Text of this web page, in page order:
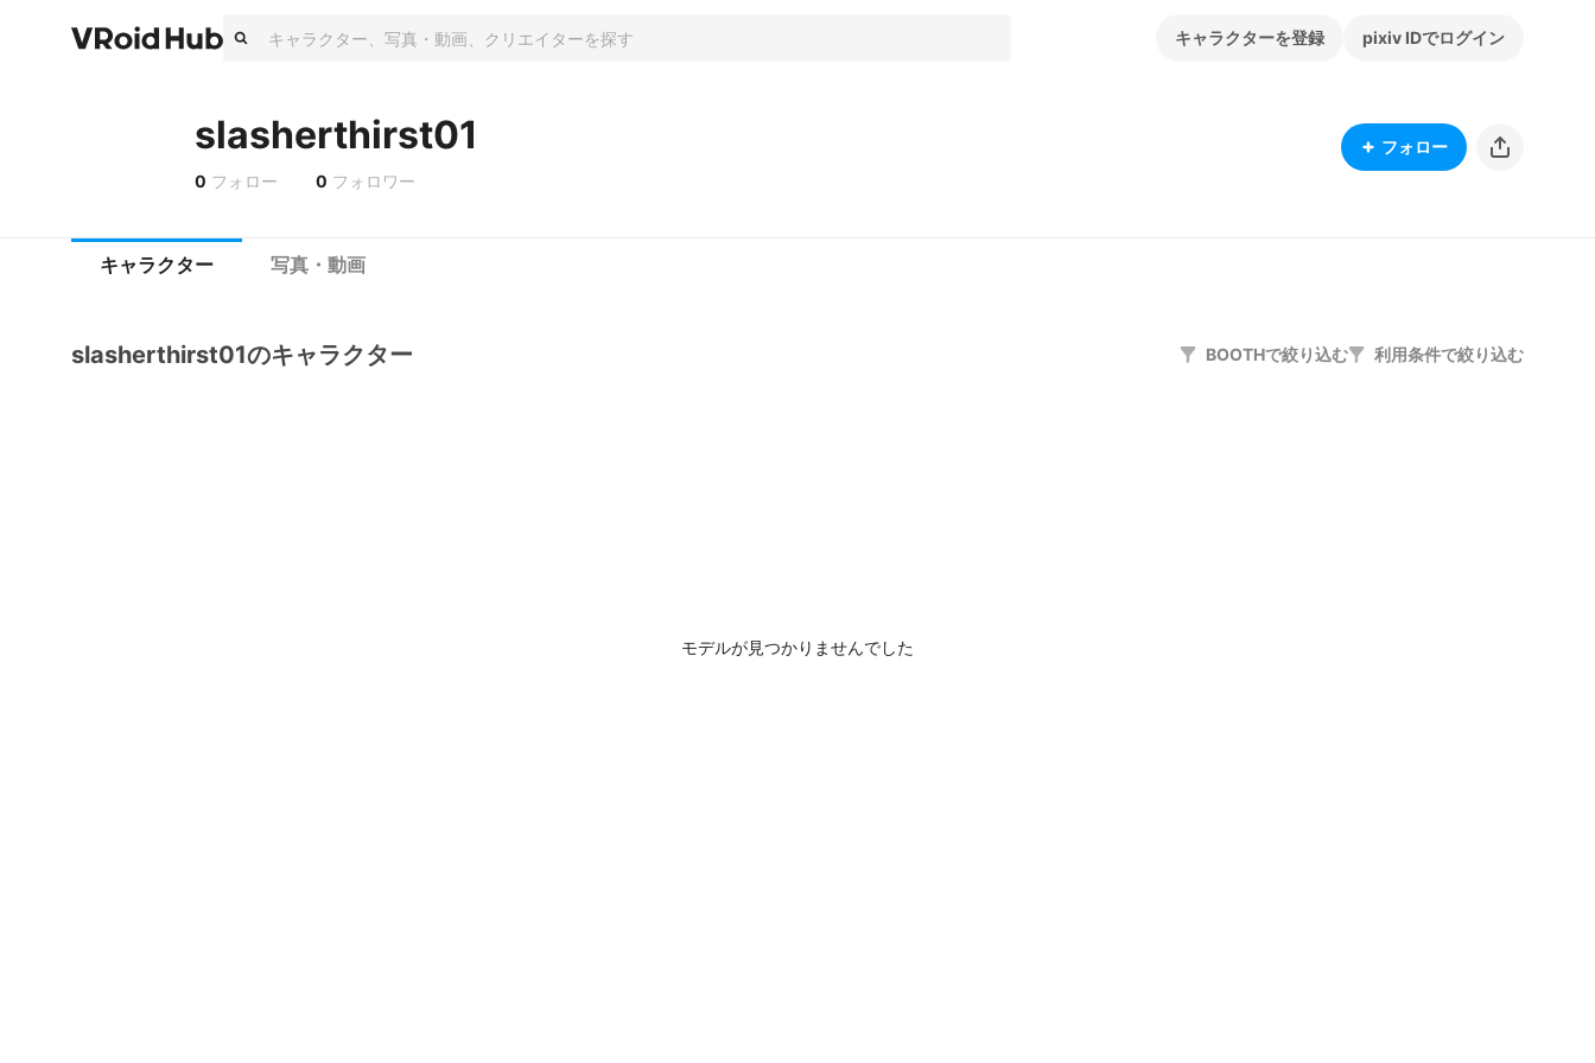
キャラクターを登録 pixiv IDでログイン
slasherthirst01
0 フォロー 0 フォロワー
フォロー
キャラクター 写真・動画
slasherthirst01のキャラクター BOOTHで絞り込む 利用条件で絞り込む
モデルが見つかりませんでした